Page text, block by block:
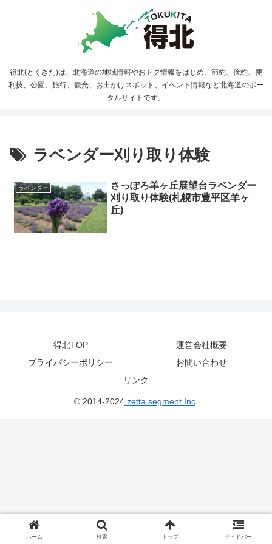
得北(とくきた)は、北海道の地域情報やおトク情報をはじめ、節約、倹約、便
利技、公園、旅行、観光、お出かけスポット、イベント情報など北海道のポー
タルサイトです。
ラベンダー刈り取り体験
ラベンダー
さっぽろ羊ヶ丘展望台ラベンダー
刈り取り体験(札幌市豊平区羊ヶ
丘)
得北TOP
運営会社概要
プライバシーポリシー
お問い合わせ
リンク
© 2014-2024 zetta segment Inc
ホーム 検索 トップ サイドバー